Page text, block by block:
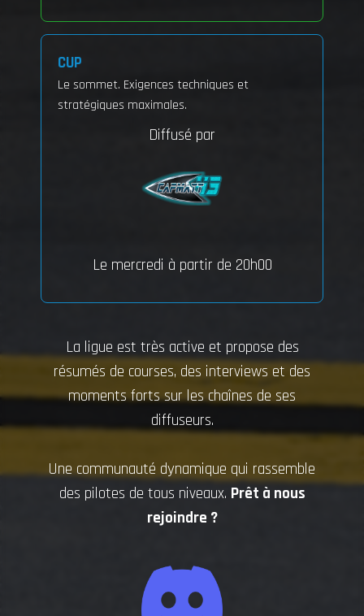
CUP
Le sommet. Exigences techniques et
stratégiques maximales.
Diffusé par
Le mercredi à partir de 20h00
La ligue est très active et propose des
résumés de courses, des interviews et des
moments forts sur les chaînes de ses
diffuseurs.
Une communauté dynamique qui rassemble
des pilotes de tous niveaux. Prêt à nous
rejoindre ?